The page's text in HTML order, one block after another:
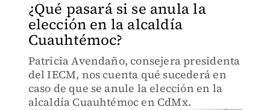
¿Qué pasará si se anula la
elección en la alcaldía
Cuauhtémoc?
Patricia Avendaño, consejera presidenta
del IECM, nos cuenta qué sucederá en
caso de que se anule la elección en la
alcaldía Cuauhtémoc en CdMx.